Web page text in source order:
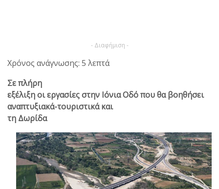
- Διαφήμιση -
Χρόνος ανάγνωσης: 5 λεπτά
Σε πλήρη
εξέλιξη οι εργασίες στην Ιόνια Οδό που θα βοηθήσει
αναπτυξιακά-τουριστικά και
τη Δωρίδα